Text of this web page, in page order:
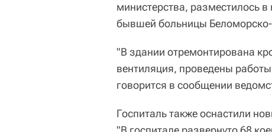
министерства, разместилось
бывшей больницы
"В здании отремонтирована
вентиляция, проведены
говорится в сообщении
Госпиталь также оснастили